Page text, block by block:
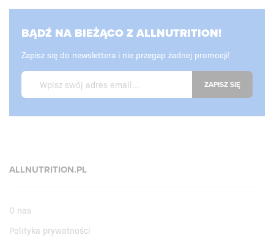
BĄDŹ NA BIEŻĄCO Z ALLNUTRITION!
Zapisz się do newslettera i nie przegap żadnej promocji!
ZAPISZ SIĘ
ALLNUTRITION.PL
O nas
Polityka prywatności